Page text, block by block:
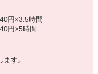
円×3.5時間
×5時間
す。